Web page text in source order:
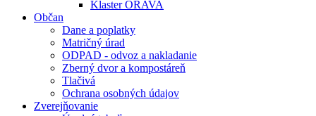
Klaster ORAVA
Občan
Dane a poplatky
Matričný úrad
ODPAD - odvoz a nakladanie
Zberný dvor a kompostáreň
Tlačivá
Ochrana osobných údajov
Zverejňovanie